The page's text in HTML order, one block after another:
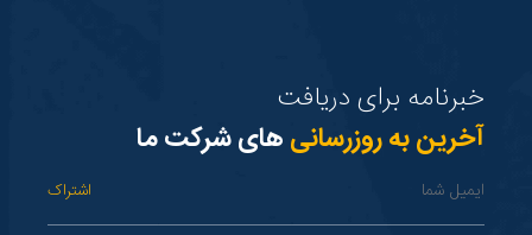
خبرنامه برای دریافت
آخرین به روزرسانیهای شرکت ما